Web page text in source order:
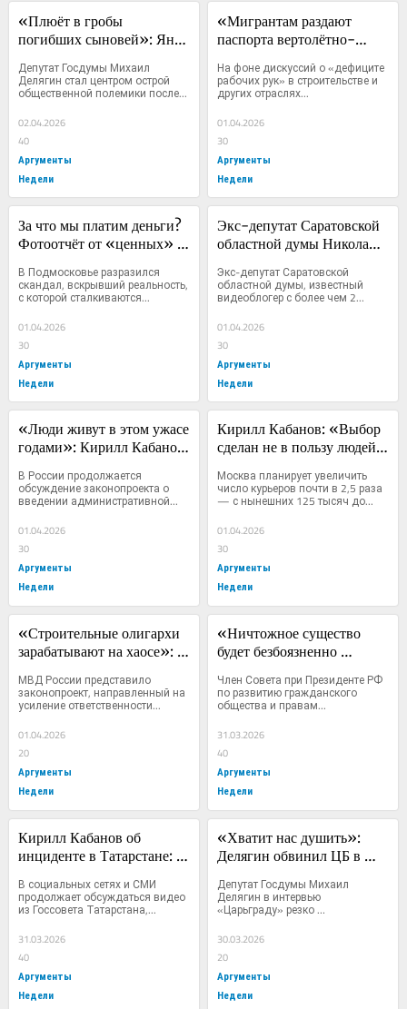
«Плюёт в гробы
погибших сыновей»: Яна
разнос Делягину после его
поездки в США
Депутат Госдумы Михаил
Делягин стал центром острой
общественной полемики после...
02.04.2026
40
Аргументы
Недели
«Мигрантам раздают
паспорта вертолётно-
Делягин — о
дискриминации русских и
иностранцев
На фоне дискуссий о «дефиците
рабочих рук» в строительстве и
других отраслях...
01.04.2026
30
Аргументы
Недели
За что мы платим деньги?
Фотоотчёт от «ценных»
реальной работы
В Подмосковье разразился
скандал, вскрывший реальность,
с которой сталкиваются...
01.04.2026
30
Аргументы
Недели
Экс-депутат Саратовской
областной думы Николай
«зарплатные фантазии»
чиновников на местах:
бред?»
Экс-депутат Саратовской
областной думы, известный
видеоблогер с более чем 2...
01.04.2026
30
Аргументы
Недели
«Люди живут в этом ужасе
годами»: Кирилл Кабанов
уголовного наказания за
преследование
В России продолжается
обсуждение законопроекта о
введении административной...
01.04.2026
30
Аргументы
Недели
Кирилл Кабанов: «Выбор
сделан не в пользу людей,
цифрового бизнеса»
Москва планирует увеличить
число курьеров почти в 2,5 раза
— с нынешних 125 тысяч до...
01.04.2026
30
Аргументы
Недели
«Строительные олигархи
зарабатывают на хаосе»:
миграционного
законодательства
МВД России представило
законопроект, направленный на
усиление ответственности...
01.04.2026
20
Аргументы
Недели
«Ничтожное существо
будет безбоязненно
Кабанов — о
допустившем кощунство
Член Совета при Президенте РФ
по развитию гражданского
общества и правам...
31.03.2026
40
Аргументы
Недели
Кирилл Кабанов об
инциденте в Татарстане:
ненависть, а системная
угроза целостности
В социальных сетях и СМИ
продолжает обсуждаться видео
из Госсовета Татарстана,...
31.03.2026
40
Аргументы
Недели
«Хватит нас душить»:
Делягин обвинил ЦБ в
Запада, а не России
Депутат Госдумы Михаил
Делягин в интервью
«Царьграду» резко
раскритиковал...
30.03.2026
20
Аргументы
Недели